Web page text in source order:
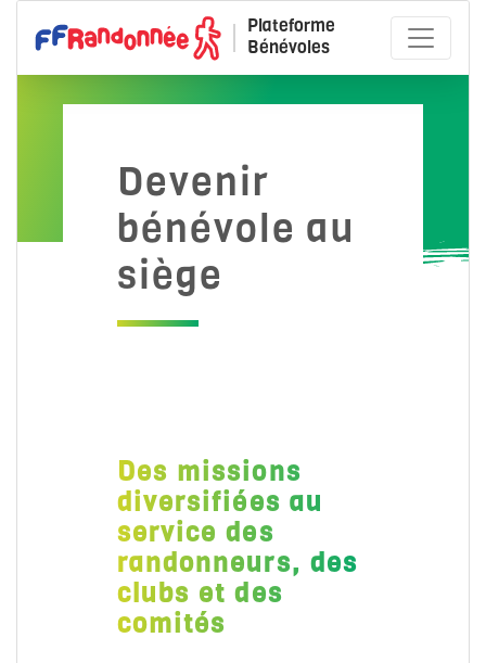
Plateforme
Bénévoles
Devenir
bénévole au
siège
Des missions
diversifiées au
service des
randonneurs, des
clubs et des
comités